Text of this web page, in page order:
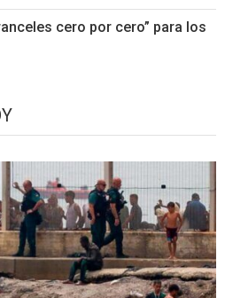
cero por cero” para los